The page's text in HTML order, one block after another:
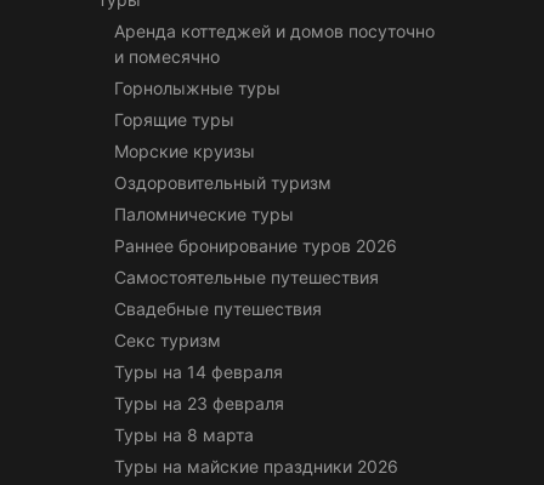
Аренда коттеджей и домов посуточно
и помесячно
Горнолыжные туры
Горящие туры
Морские круизы
Оздоровительный туризм
Паломнические туры
Раннее бронирование туров 2026
Самостоятельные путешествия
Свадебные путешествия
Секс туризм
Туры на 14 февраля
Туры на 23 февраля
Туры на 8 марта
Туры на майские праздники 2026